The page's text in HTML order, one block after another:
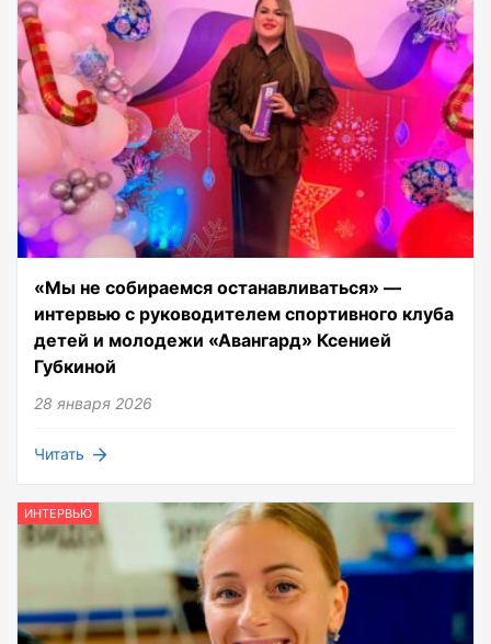
«Мы не собираемся останавливаться» —
интервью с руководителем спортивного клуба
детей и молодежи «Авангард» Ксенией
Губкиной
28 января 2026
Читать
ИНТЕРВЬЮ